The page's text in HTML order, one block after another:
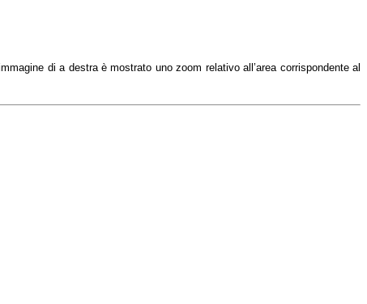
di a destra è mostrato uno zoom relativo all’area corrispondente al